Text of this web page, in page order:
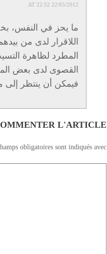
22/05/2012 AT 22:52
ما يحز في النفس،
اللاقرار لدى من
المطرد لظاهرة
القصوى لدى بعض
فيمكن أن ينتظر إلى
L'ARTICLE
obligatoires sont indiqués avec